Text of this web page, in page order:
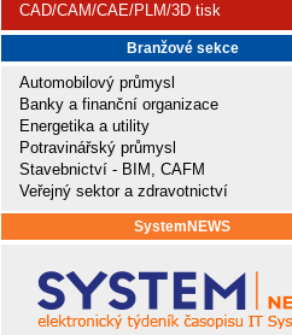
CAD/CAM/CAE/PLM/3D tisk
Branžové sekce
Automobilový průmysl
Banky a finanční organizace
Energetika a utility
Potravinářský průmysl
Stavebnictví - BIM, CAFM
Veřejný sektor a zdravotnictví
SystemNEWS